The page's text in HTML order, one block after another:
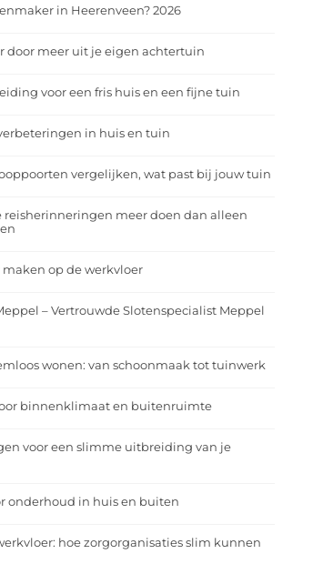
in Heerenveen? 2026
door meer uit je eigen achtertuin
voor een fris huis en een fijne tuin
in huis en tuin
vergelijken, wat past bij jouw tuin
reisherinneringen meer doen dan alleen
op de werkvloer
– Vertrouwde Slotenspecialist Meppel
wonen: van schoonmaak tot tuinwerk
binnenklimaat en buitenruimte
voor een slimme uitbreiding van je
onderhoud in huis en buiten
hoe zorgorganisaties slim kunnen